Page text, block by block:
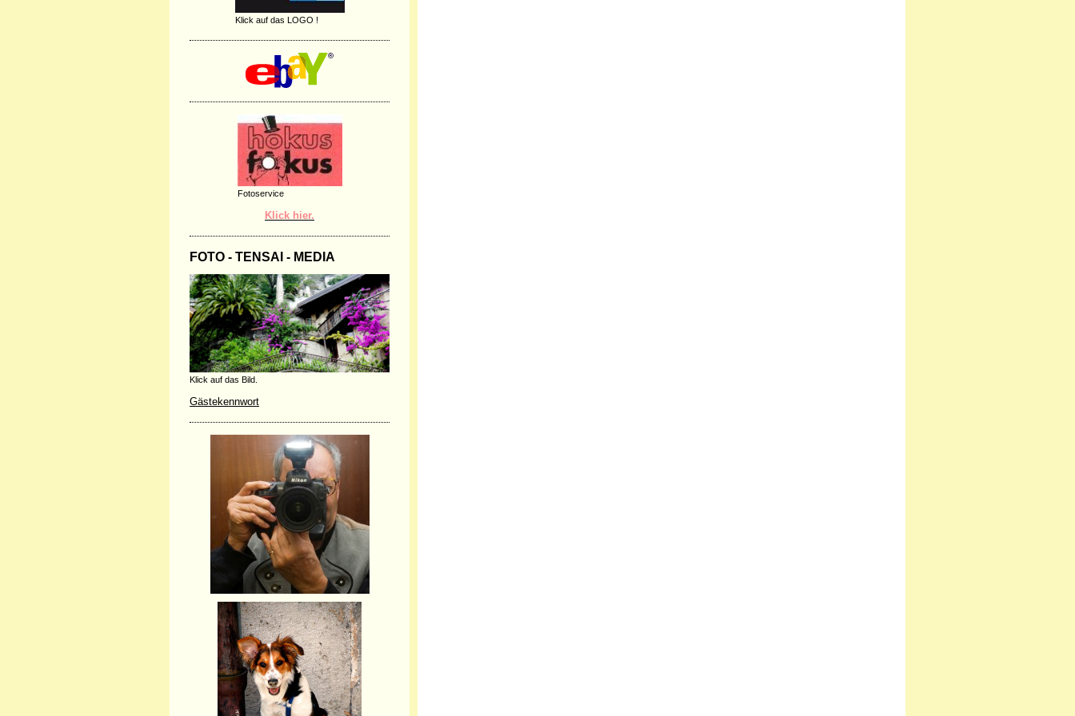
Klick auf das LOGO !
Fotoservice
Klick hier.
FOTO - TENSAI - MEDIA
Klick auf das Bild.
Gästekennwort